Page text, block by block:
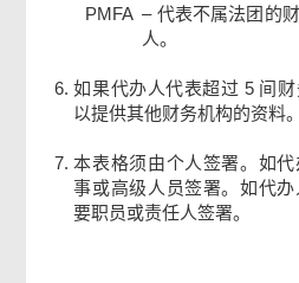
PMFA – 代表不属法团的
人。
如果代办人代表超过 5 间
以提供其他财务机构的资料。
本表格须由个人签署。如
事或高级人员签署。如代
要职员或责任人签署。